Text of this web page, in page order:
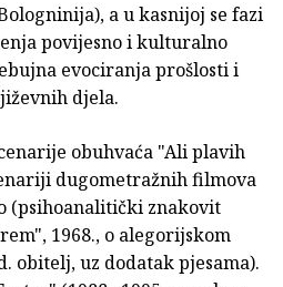
a u kasnijoj se fazi
povijesno i kulturalno
evociranja prošlosti i
djela.
obuhvaća "Ali plavih
dugometražnih filmova
(psihoanalitički znakovit
1968., o alegorijskom
obitelj, uz dodatak pjesama).